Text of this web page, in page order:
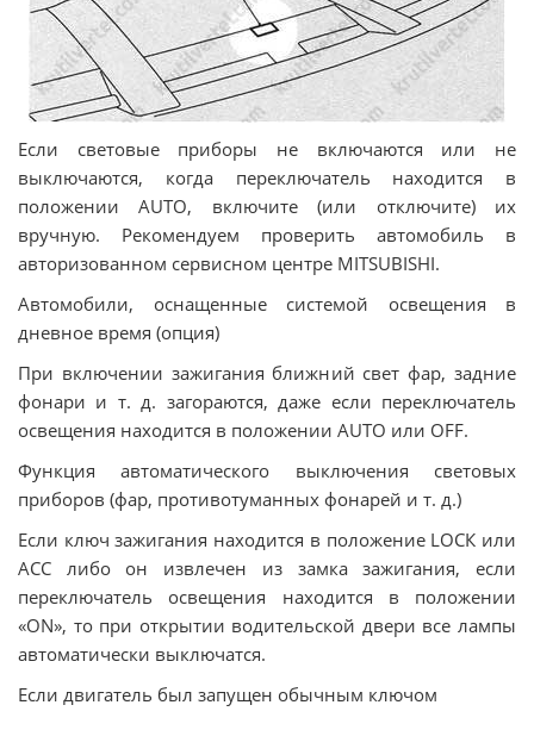
Если световые приборы не включаются или не
выключаются, когда переключатель находится в
положении AUTO, включите (или отключите) их
вручную. Рекомендуем проверить автомобиль в
авторизованном сервисном центре MITSUBISHI.
Автомобили, оснащенные системой освещения в
дневное время (опция)
При включении зажигания ближний свет фар, задние
фонари и т. д. загораются, даже если переключатель
освещения находится в положении АUТО или ОFF.
Функция автоматического выключения световых
приборов (фар, противотуманных фонарей и т. д.)
Если ключ зажигания находится в положение LОСК или
АСС либо он извлечен из замка зажигания, если
переключатель освещения находится в положении
«ON», то при открытии водительской двери все лампы
автоматически выключатся.
Если двигатель был запущен обычным ключом